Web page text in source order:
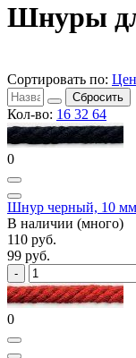
Шнуры
Сортировать по:
Сбросить
Кол-во: 16 32 64
0
Шнур черный, 10 мм
В наличии (много)
110 руб.
99 руб.
0